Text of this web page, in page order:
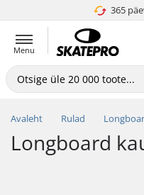
365
Menu
Avaleht Rulad
Longboard